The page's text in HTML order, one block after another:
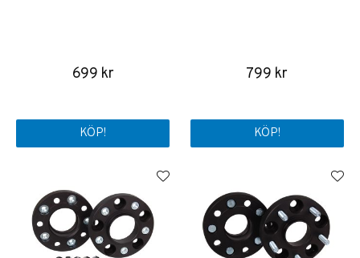
699 kr
KÖP!
799 kr
KÖP!